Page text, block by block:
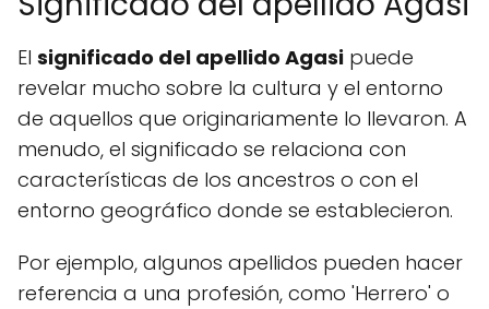
El significado del apellido Agasi puede
revelar mucho sobre la cultura y el entorno
de aquellos que originariamente lo llevaron. A
menudo, el significado se relaciona con
características de los ancestros o con el
entorno geográfico donde se establecieron.
Por ejemplo, algunos apellidos pueden hacer
referencia a una profesión, como 'Herrero' o